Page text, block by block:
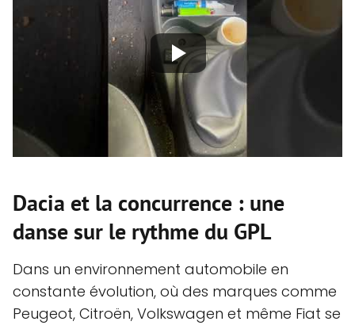
Dacia et la concurrence : une
danse sur le rythme du GPL
Dans un environnement automobile en
constante évolution, où des marques comme
Peugeot, Citroën, Volkswagen et même Fiat se